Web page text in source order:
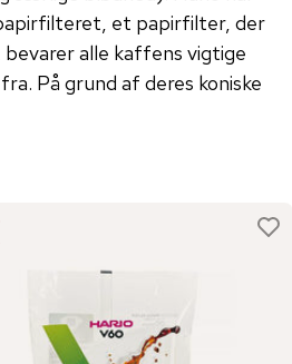
et papirfilter, der
alle kaffens vigtige
På grund af deres koniske